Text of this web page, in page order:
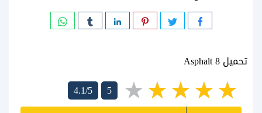
تحميل Asphalt 8
4.1/5
5